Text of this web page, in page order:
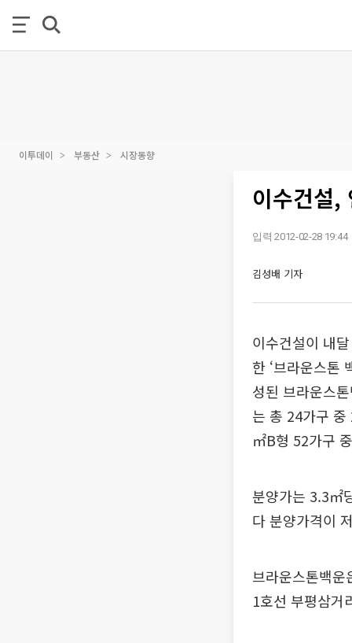
이투데이 부동산 시장동향
이수건설,
입력 2012-02-28 19:44
김성배 기자
이수건설이 내
한 ‘브라운스톤
성된 브라운스
는 총 24가구
㎡B형 52가구
분양가는 3.3㎡
다 분양가격이
브라운스톤백
1호선 부평삼거